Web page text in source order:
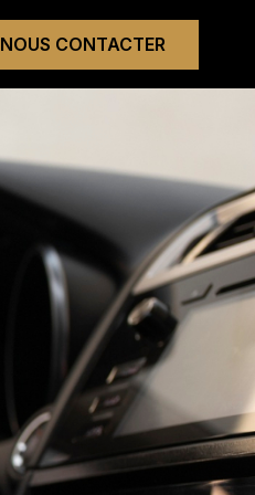
NOUS CONTACTER